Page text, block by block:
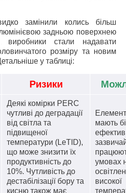
замінили колись більш
задньою поверхнею
виробники стали надавати
розміру та новим
у таблиці:
Ризики
Деякі комірки PERC
чутливі до деградації
від світла та
підвищеної
температури (LeTID),
що може знизити їх
продуктивність до
10%. Чутливість до
дестабілізації бору та
кисню також має
мають
умовах
високої